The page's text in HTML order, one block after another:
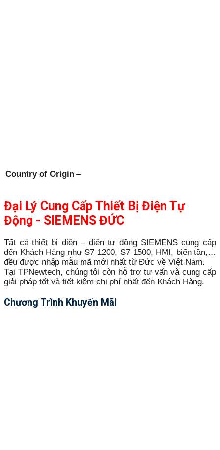
Country of Origin –
Đại Lý Cung Cấp Thiết Bị Điện Tự
Động - SIEMENS ĐỨC
Tất cả thiết bị điện – điện tự động SIEMENS cung cấp
đến Khách Hàng như S7-1200, S7-1500, HMI, biến tần,…
đều được nhập mẫu mã mới nhất từ Đức về Việt Nam.
Tại TPNewtech, chúng tôi còn hỗ trợ tư vấn và cung cấp
giải pháp tốt và tiết kiệm chi phí nhất đến Khách Hàng.
Chương Trình Khuyến Mãi